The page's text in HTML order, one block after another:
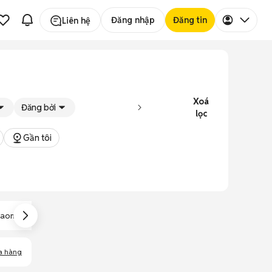
Liên hệ Đăng nhập Đăng tin
Đăng bởi
Xoá
lọc
Gần tôi
Mi A2 Lite
hàng